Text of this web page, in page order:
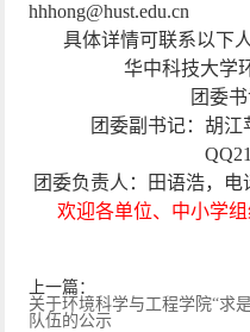
hhhong@hust.edu.cn
具体详情可联系以下
华中科技大学
团委
团委副书记：胡江
团委负责人：田语浩，电
欢迎各单位、中小学
上一篇：
关于环境科学与工程学院“求
队伍的公示